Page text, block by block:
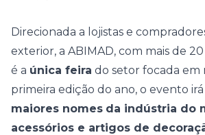
Direcionada a lojistas e
exterior, a ABIMAD, com mais de
é a única feira do setor focada em
primeira edição do ano, o evento
maiores nomes da indústria do
acessórios e artigos de